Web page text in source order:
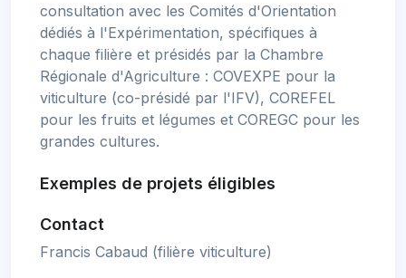
consultation avec les Comités d'Orientation
dédiés à l'Expérimentation, spécifiques à
chaque filière et présidés par la Chambre
Régionale d'Agriculture : COVEXPE pour la
viticulture (co-présidé par l'IFV), COREFEL
pour les fruits et légumes et COREGC pour les
grandes cultures.
Exemples de projets éligibles
Contact
Francis Cabaud (filière viticulture)